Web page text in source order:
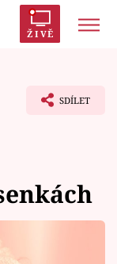
ŽIVĚ
SDÍLET